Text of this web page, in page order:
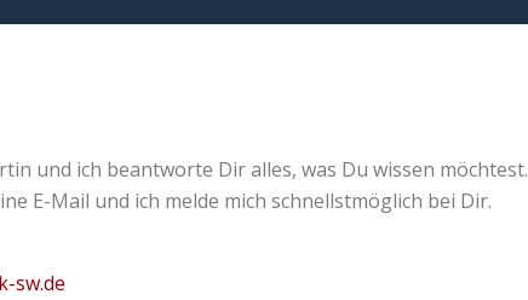
und ich beantworte Dir alles, was Du wissen möchtest.
E-Mail und ich melde mich schnellstmöglich bei Dir.
sw.de